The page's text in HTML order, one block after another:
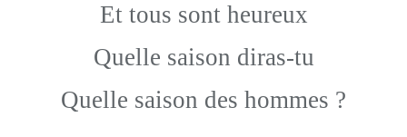
Et tous sont heureux
Quelle saison diras-tu
Quelle saison des hommes ?